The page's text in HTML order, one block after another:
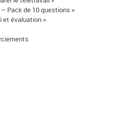
Pack de 10 questions »
et évaluation »